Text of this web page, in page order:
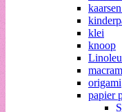
klei
knoop
origami
papier